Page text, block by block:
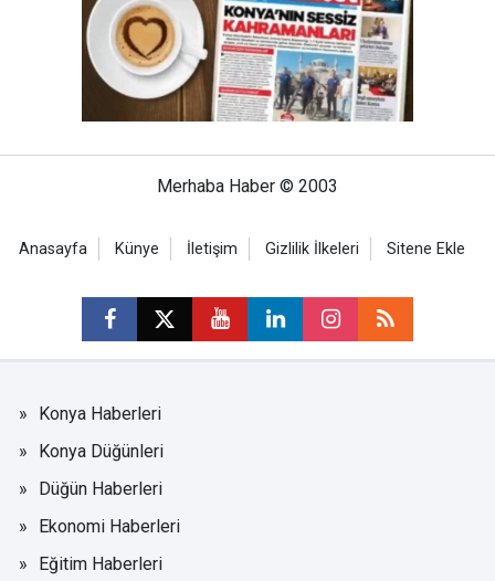
Merhaba Haber © 2003
Anasayfa Künye İletişim Gizlilik İlkeleri Sitene Ekle
Konya Haberleri
Konya Düğünleri
Düğün Haberleri
Ekonomi Haberleri
Eğitim Haberleri